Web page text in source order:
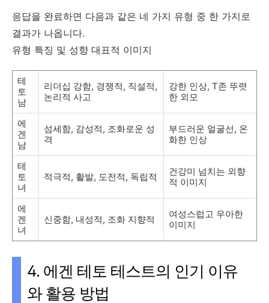
응답을 완료하면 다음과 같은 네 가지 유형 중 한 가지로
결과가 나옵니다.
유형 특징 및 성향 대표적 이미지
테
토
남
리더십 강함, 경쟁적, 직설적,
논리적 사고
강한 인상, T존 뚜렷
한 외모
에
겐
남
섬세함, 감성적, 조화로운 성
격
부드러운 얼굴선, 온
화한 인상
테
토
녀
적극적, 활발, 도전적, 독립적
건강미 넘치는 외향
적 이미지
에
겐
녀
신중함, 내성적, 조화 지향적
여성스럽고 우아한
이미지
4. 에겐 테토 테스트의 인기 이유
와 활용 방법